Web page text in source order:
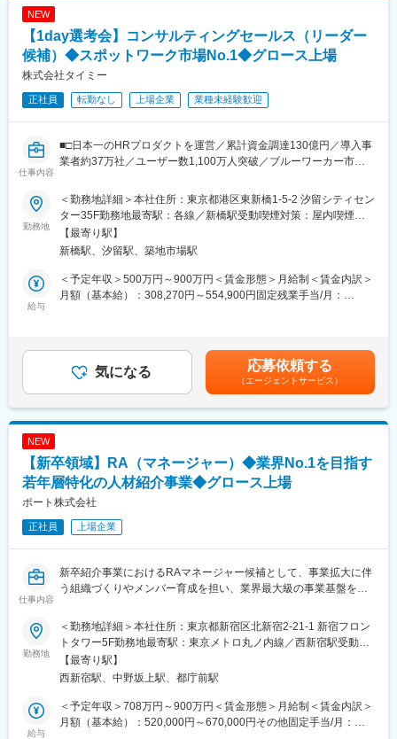
上場企業平均（課長45.1歳、部長50.7歳）と比べ、早期キャリア
アップが可能です！
入社後3ヶ月は、同期5～6名に対して研修担当が2名つく手厚い教
育体制！
業同行を通じて学べます。
何でも質問できる環境で、自信を持てるまで丁寧にサポートしま
変更の範囲：会社の定める業務
ます。ビズリーチの活用提案はもちろん、クライアントの「採用
自走化」に向け伴走をいただきます。
・顧客の採用成功に向けた、システム導入・採用力向上の支援
・顧客の状況を定量的に把握する分析・企画
・顧客ニーズの把握とプロダクト開発への提案
半期に1回、定量と定性項目で評価されます。定量は売り上げ目標
に対して、定性は上長とご自身で設定した目標に対しての進捗を
価制度の特徴です。
■やりがい/環境について：
▽大きな裁量を持ち、チャレンジできる環境
事業や組織を更に良くするために、自ら手を上げて施策やプロジ
ェクトの立ち上げに挑戦することが可能です。与えられた業務を
こなすのではなく、俯瞰して物事を捉え、課題を解決するために
▽キャリアの選択肢が豊富
様々な部門で経験を積んでいただくことで、ご自身のキャリアア
に関係なく、マネジメント経験を積むことができます。実際に、
変更の範囲：会社の定める業務
NEW
【1day選考会】コンサルティングセールス（リーダー
候補）◆スポットワーク市場No.1◆グロース上場
株式会社タイミー
正社員 転勤なし 上場企業 業種未経験歓迎
仕事内容
■□日本一のHRプロダクトを運営／累計資金調達130億円／導入事
業者約37万社／ユーザー数1,100万人突破／ブルーワーカー市場
※こんな方におススメ
・「自分自身」が介在価値になる無形商材の醍醐味を味わいたい
方
・「〇〇さんだから」と言われる関係性を築く「営業の原点」を
極めたい方
・最適な人員配置を再設計するというHR×仕組み作りに関わりた
い方
日時：2026年8月25日 18:00～
※開催時間は変更になる場合がございます。
■ミッション
・タイミーを活用してクライアントの人手不足・人材課題を解決
し、事業成長を伴走する役割を担っていただきます。
・タイミーは1回の稼働ごとに売上が発生する成果報酬型のサービ
アントをサポートし、提案し続ける。
・同じクライアントでも、他店舗/事業所（例：新橋店で導入して
店舗/事業所の別職種（例：ホール職種で利用しているクライアン
トに、キッチン職種での利用を推進）への導入を通して、さらな
る利用の拡大のチャンスを狙っていきます。
■業務内容
・既存クライアントの人的課題解決/BPR（Business process re
engineering）
勤務地
＜勤務地詳細＞本社住所：東京都港区東新橋1-5-2 汐留シティセン
ター35F勤務地最寄駅：各線／新橋駅受動喫煙対策：屋内喫煙可
能場所あり
【最寄り駅】
新橋駅、汐留駅、築地市場駅
給与
＜予定年収＞500万円～900万円＜賃金形態＞月給制＜賃金内訳＞
月額（基本給）：308,270円～554,900円固定残業手当/月：
前職年収考慮いたします※年2回の人事考課にて給与改定あり※ス
キル・ご経験から下限年収変動の可能性がございます。賃金はあ
くまでも目安の金額であり、選考を通じて上下する可能性があり
ます。月給(月額)は固定手当を含めた表記です。
気になる 応募依頼する
（エージェントサービス）
NEW
【新卒領域】RA（マネージャー）◆業界No.1を目指す
若年層特化の人材紹介事業◆グロース上場
ポート株式会社
正社員 上場企業
仕事内容
新卒紹介事業におけるRAマネージャー候補として、事業拡大に伴
う組織づくりやメンバー育成を担い、業界最大級の事業基盤をさ
▼新卒紹介事業に関して
就活生の約9割が利用する顧客基盤と徹底したKPI管理を強みに成
長を続ける事業です。2025年にはHRteam社のM&Aにより業界最
大級の規模を実現。今後は圧倒的なブランド力とデータを活用
し、新卒採用市場の変革を目指しています。
【事業部のミッション・ビジョン】
勤務地
＜勤務地詳細＞本社住所：東京都新宿区北新宿2-21-1 新宿フロン
トタワー5F勤務地最寄駅：東京メトロ丸ノ内線／西新宿駅受動喫
煙対策：屋内全面禁煙変更の範囲：会社の定める事業所（リモー
トワーク含む）
【最寄り駅】
西新宿駅、中野坂上駅、都庁前駅
給与
＜予定年収＞708万円～900万円＜賃金形態＞月給制＜賃金内訳＞
月額（基本給）：520,000円～670,000円その他固定手当/月：